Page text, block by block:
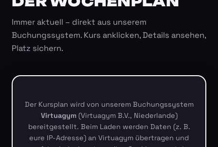
Immer aktuell – direkt aus unserem
Buchungssystem. Kurs anklicken, Details ansehen,
Platz sichern.
Der Kursplan wird von unserem Buchungssystem
Virtuagym(Virtuagym B.V., Niederlande)
bereitgestellt. Beim Laden werden Daten (z. B.
eure IP-Adresse) an Virtuagym übertragen und